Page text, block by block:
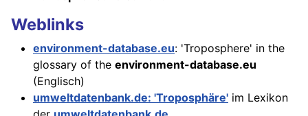
Weblinks
environment-database.eu: 'Troposphere' in the
glossary of the environment-database.eu
(Englisch)
umweltdatenbank.de: 'Troposphäre' im Lexikon